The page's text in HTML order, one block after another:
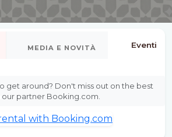
MEDIA E NOVITÀ Eventi
get around? Don't miss out on the best
partner Booking.com.